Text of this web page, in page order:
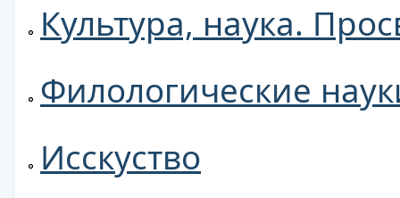
Культура, наука.
Филологические
Исскуство